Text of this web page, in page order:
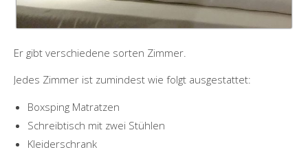
Er gibt verschiedene sorten Zimmer.
Jedes Zimmer ist zumindest wie folgt ausgestattet:
Boxsping Matratzen
Schreibtisch mit zwei Stühlen
Kleiderschrank